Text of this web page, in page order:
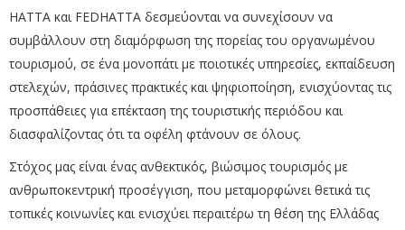
ΗΑΤΤΑ και FEDHATTA δεσμεύονται να συνεχίσουν να
συμβάλλουν στη διαμόρφωση της πορείας του οργανωμένου
τουρισμού, σε ένα μονοπάτι με ποιοτικές υπηρεσίες, εκπαίδευση
στελεχών, πράσινες πρακτικές και ψηφιοποίηση, ενισχύοντας τις
προσπάθειες για επέκταση της τουριστικής περιόδου και
διασφαλίζοντας ότι τα οφέλη φτάνουν σε όλους.
Στόχος μας είναι ένας ανθεκτικός, βιώσιμος τουρισμός με
ανθρωποκεντρική προσέγγιση, που μεταμορφώνει θετικά τις
τοπικές κοινωνίες και ενισχύει περαιτέρω τη θέση της Ελλάδας